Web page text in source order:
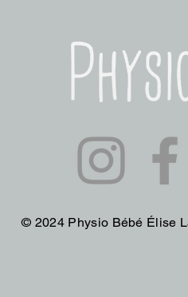
© 2024 Physio Bébé Élise